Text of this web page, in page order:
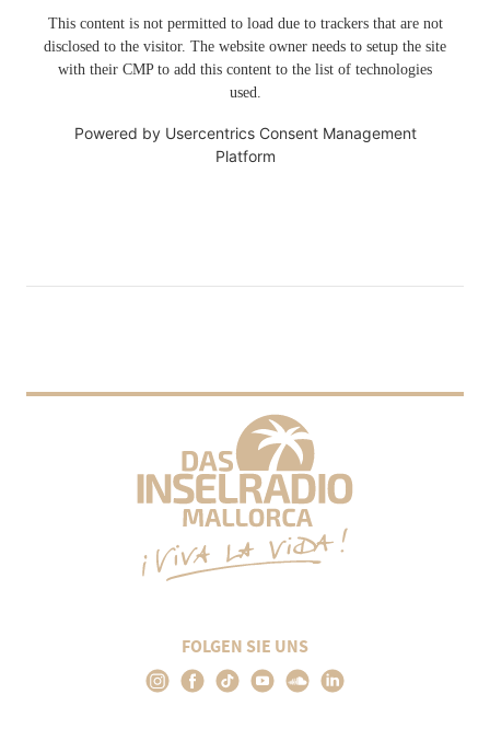
This content is not permitted to load due to trackers that are not
disclosed to the visitor. The website owner needs to setup the site
with their CMP to add this content to the list of technologies
used.
Powered by Usercentrics Consent Management
Platform
FOLGEN SIE UNS